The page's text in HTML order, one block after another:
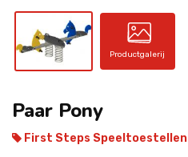
Productgalerij
Paar Pony
First Steps Speeltoestellen